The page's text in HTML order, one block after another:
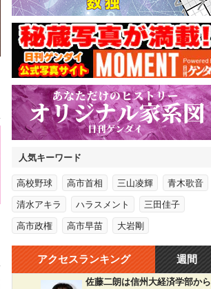
人気キーワード
高校野球 高市首相 三山凌輝 青木歌音
清水アキラ ハラスメント 三田佳子
高市政権 高市早苗 大岩剛
アクセスランキング 週間
佐藤二朗は信州大経済学部から